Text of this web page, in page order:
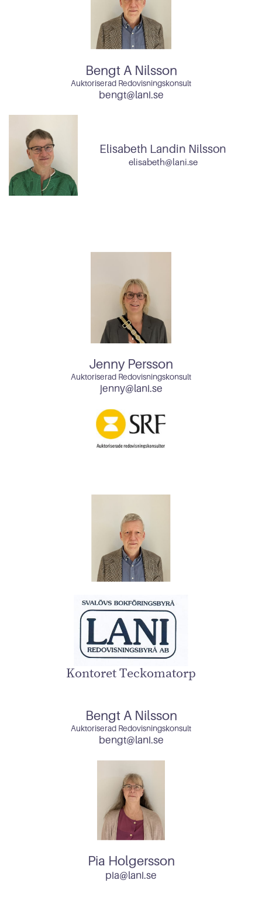
Bengt A Nilsson
Auktoriserad Redovisningskonsult
bengt@lani.se
Elisabeth Landin Nilsson
elisabeth@lani.se
Jenny Persson
Auktoriserad Redovisningskonsult
jenny@lani.se
Kontoret Teckomatorp
Bengt A Nilsson
Auktoriserad Redovisningskonsult
bengt@lani.se
Pia Holgersson
pia@lani.se